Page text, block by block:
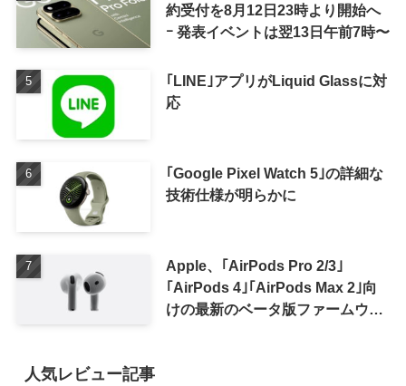
約受付を8月12日23時より開始へ
ｰ 発表イベントは翌13日午前7時〜
｢LINE｣アプリがLiquid Glassに対
応
｢Google Pixel Watch 5｣の詳細な
技術仕様が明らかに
Apple、｢AirPods Pro 2/3｣
｢AirPods 4｣｢AirPods Max 2｣向
けの最新のベータ版ファームウェ
人気レビュー記事